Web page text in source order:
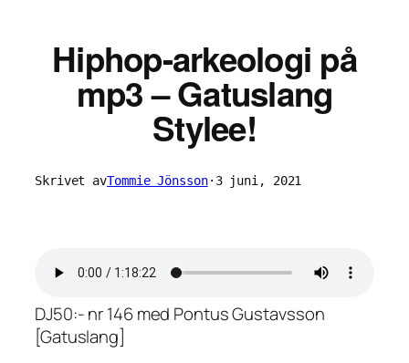
Hiphop-arkeologi på
mp3 – Gatuslang
Stylee!
Skrivet avTommie Jönsson· 3 juni, 2021
DJ50:- nr 146 med Pontus Gustavsson
[Gatuslang]